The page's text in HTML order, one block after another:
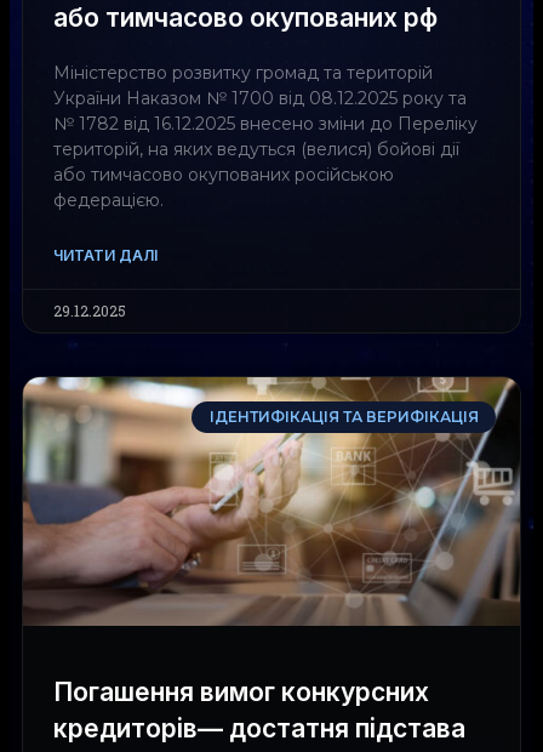
або тимчасово окупованих рф
Міністерство розвитку громад та територій
України Наказом № 1700 від 08.12.2025 року та
№ 1782 від 16.12.2025 внесено зміни до Переліку
територій, на яких ведуться (велися) бойові дії
або тимчасово окупованих російською
федерацією.
ЧИТАТИ ДАЛІ
29.12.2025
ІДЕНТИФІКАЦІЯ ТА ВЕРИФІКАЦІЯ
Погашення вимог конкурсних
кредиторів— достатня підстава